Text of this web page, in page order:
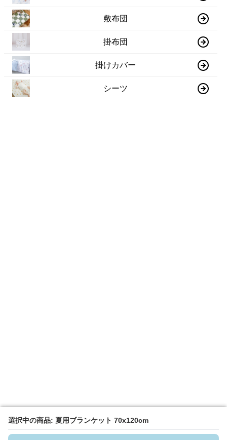
選択中の商品: 夏用ブランケット 70x120cm
選択中の商品: 夏用ブランケット 70x120cm
敷布団
掛布団
掛けカバー
シーツ